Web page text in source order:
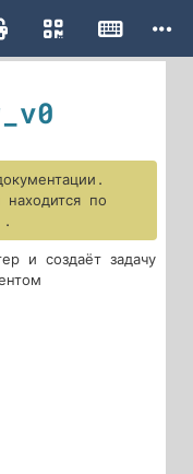
находится по
.
и создаёт задачу